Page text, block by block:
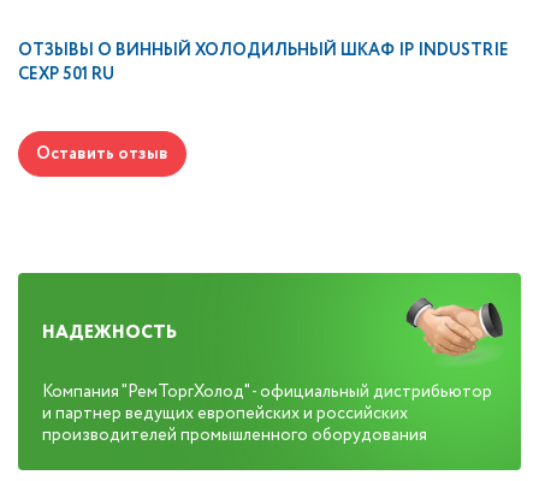
ОТЗЫВЫ О ВИННЫЙ ХОЛОДИЛЬНЫЙ ШКАФ IP INDUSTRIE
CEXP 501 RU
Оставить отзыв
НАДЕЖНОСТЬ
Компания "РемТоргХолод" - официальный дистрибьютор
и партнер ведущих европейских и российских
производителей промышленного оборудования